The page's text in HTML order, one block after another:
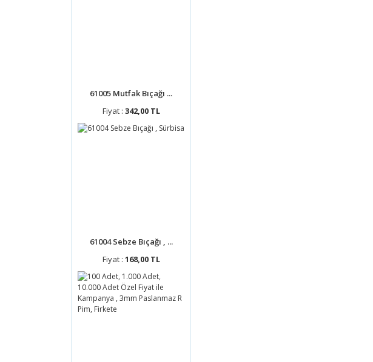
61005 Mutfak Bıçağı ...
Fiyat : 342,00 TL
61004 Sebze Bıçağı , ...
Fiyat : 168,00 TL